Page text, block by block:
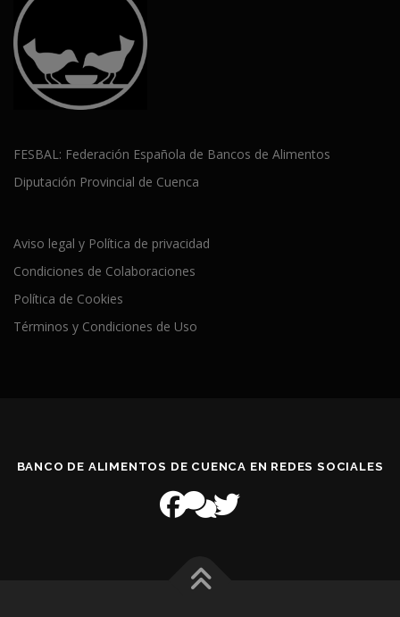
FESBAL: Federación Española de Bancos de Alimentos
Diputación Provincial de Cuenca
Aviso legal y Política de privacidad
Condiciones de Colaboraciones
Política de Cookies
Términos y Condiciones de Uso
BANCO DE ALIMENTOS DE CUENCA EN REDES SOCIALES